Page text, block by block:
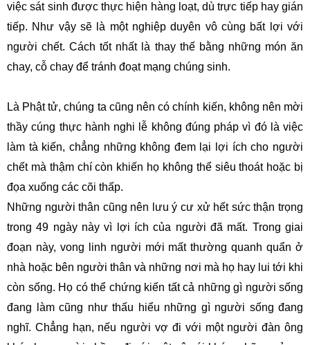
việc sát sinh được thực hiện hàng loạt, dù trực tiếp hay gián
tiếp. Như vậy sẽ là một nghiệp duyên vô cùng bất lợi với
người chết. Cách tốt nhất là thay thế bằng những món ăn
chay, cỗ chay để tránh đoạt mạng chúng sinh.
Là Phật tử, chúng ta cũng nên có chính kiến, không nên mời
thầy cúng thực hành nghi lễ không đúng pháp vì đó là việc
làm tà kiến, chẳng những không đem lại lợi ích cho người
chết mà thậm chí còn khiến họ không thể siêu thoát hoặc bị
đọa xuống các cõi thấp.
Những người thân cũng nên lưu ý cư xử hết sức thận trọng
trong 49 ngày này vì lợi ích của người đã mất. Trong giai
đoạn này, vong linh người mới mất thường quanh quẩn ở
nhà hoặc bên người thân và những nơi mà họ hay lui tới khi
còn sống. Họ có thể chứng kiến tất cả những gì người sống
đang làm cũng như thấu hiểu những gì người sống đang
nghĩ. Chẳng hạn, nếu người vợ đi với một người đàn ông